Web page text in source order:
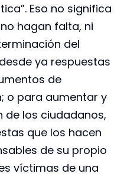
Eso no significa
hagan falta, ni
del
ya respuestas
de
o para aumentar y
los ciudadanos,
que los hacen
de su propio
víctimas de una